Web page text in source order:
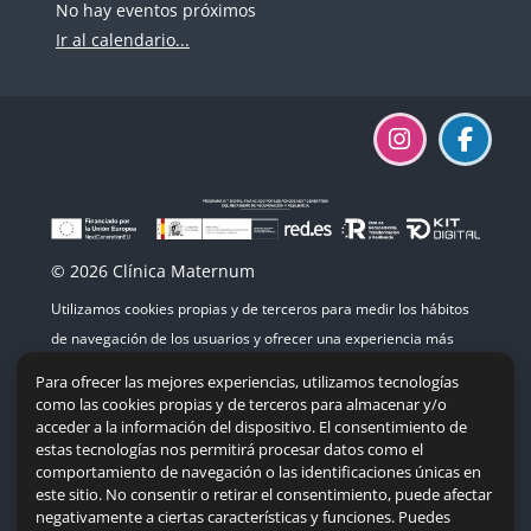
No hay eventos próximos
Ir al calendario...
© 2026 Clínica Maternum
Utilizamos cookies propias y de terceros para medir los hábitos
de navegación de los usuarios y ofrecer una experiencia más
su uso.
Mapa del sitio | Accesibilidad | Política de cookies
Para ofrecer las mejores experiencias, utilizamos tecnologías
como las cookies propias y de terceros para almacenar y/o
acceder a la información del dispositivo. El consentimiento de
estas tecnologías nos permitirá procesar datos como el
comportamiento de navegación o las identificaciones únicas en
este sitio. No consentir o retirar el consentimiento, puede afectar
negativamente a ciertas características y funciones. Puedes